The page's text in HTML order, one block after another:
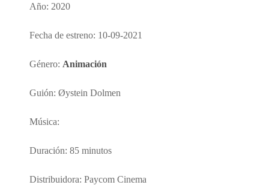
Año: 2020
Fecha de estreno: 10-09-2021
Género: Animación
Guión: Øystein Dolmen
Música:
Duración: 85 minutos
Distribuidora: Paycom Cinema